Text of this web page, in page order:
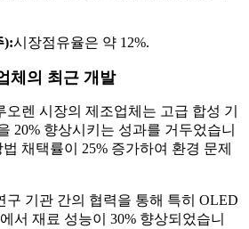
):시장점유율은 약 12%.
체의 최근 개발
오렌 시장의 제조업체는 고급 합성 기
20% 향상시키는 성과를 거두었습니
채택률이 25% 증가하여 환경 문제
구 기관 간의 협력을 통해 특히 OLED
서 재료 성능이 30% 향상되었습니